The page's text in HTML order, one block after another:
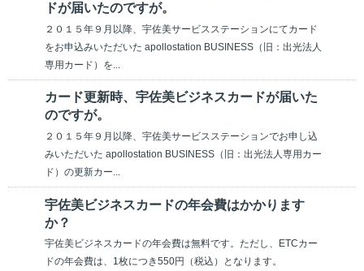
ドが届いたのですが。
２０１５年９月以降、宇佐美サービスステーションにてカード
をお申込みいただいた apollostation BUSINESS（旧：出光法人
専用カード）を...
カード更新時、宇佐美ビジネスカードが届いた
のですが。
２０１５年９月以降、宇佐美サービスステーションでお申し込
みいただいた apollostation BUSINESS（旧：出光法人専用カー
ド）の更新カー...
宇佐美ビジネスカードの年会費はかかります
か？
宇佐美ビジネスカードの年会費は無料です。ただし、ETCカー
ドの年会費は、1枚につき550円（税込）となります。